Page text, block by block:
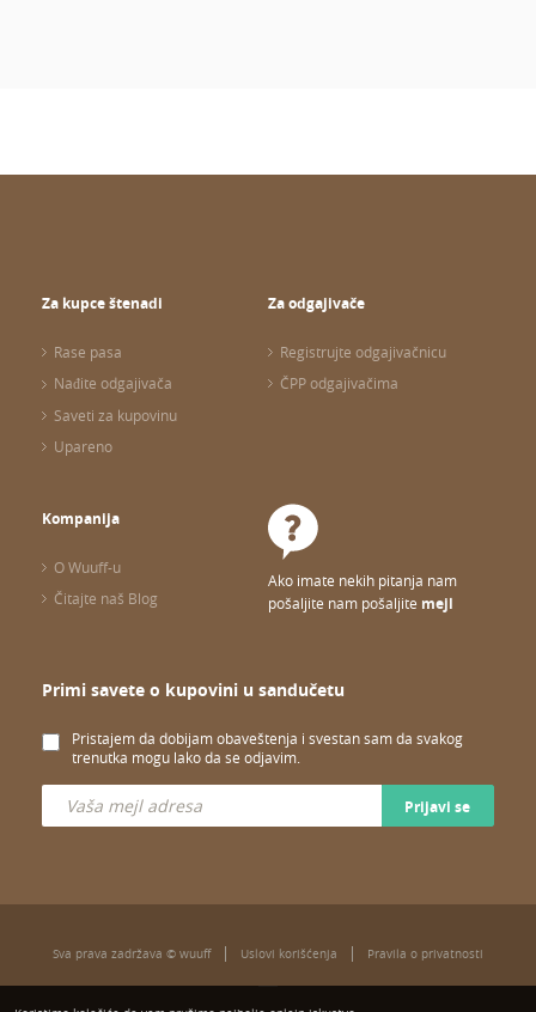
Za kupce štenadi
Rase pasa
Nađite odgajivača
Saveti za kupovinu
Upareno
Za odgajivače
Registrujte odgajivačnicu
ČPP odgajivačima
Kompanija
O Wuuff-u
Čitajte naš Blog
Ako imate nekih pitanja nam
pošaljite nam pošaljite mejl
Primi savete o kupovini u sandučetu
Pristajem da dobijam obaveštenja i svestan sam da svakog
trenutka mogu lako da se odjavim.
Prijavi se
Sva prava zadržava © wuuff Uslovi korišćenja Pravila o privatnosti